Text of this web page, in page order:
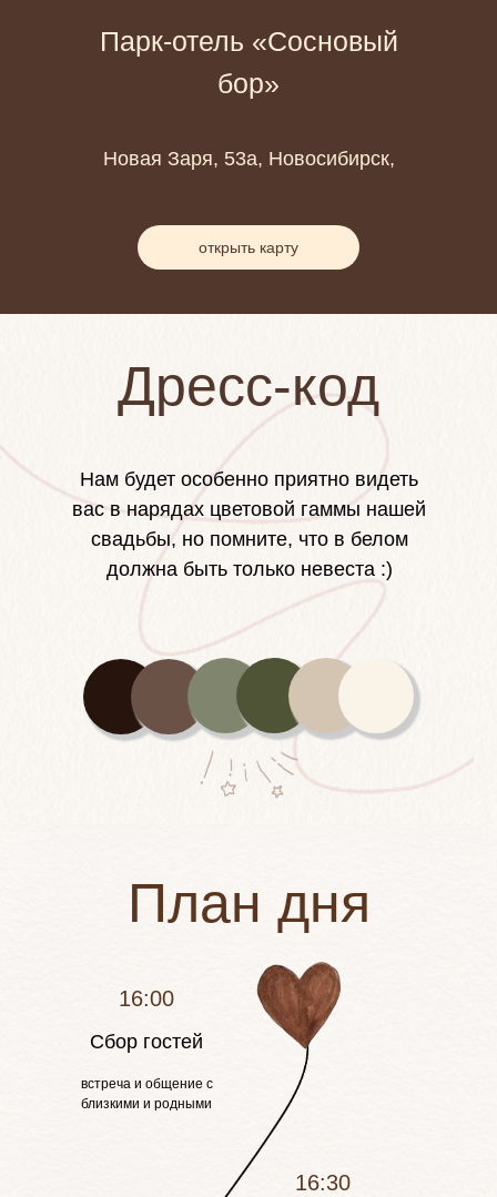
​Новая Заря, 53а, Новосибирск,
Парк-отель «Сосновый
бор»
открыть карту
Нам будет особенно приятно видеть
вас в нарядах цветовой гаммы нашей
свадьбы, но помните, что в белом
должна быть только невеста :)
Дресс-код
План дня
16:00
Сбор гостей
встреча и общение с
близкими и родными
16:30